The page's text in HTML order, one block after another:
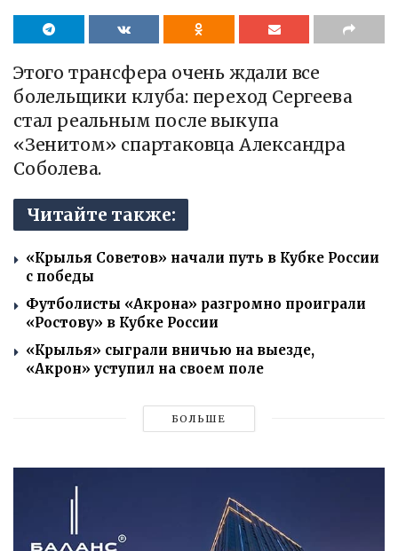
Этого трансфера очень ждали все
болельщики клуба: переход Сергеева
стал реальным после выкупа
«Зенитом» спартаковца Александра
Соболева.
Читайте также:
«Крылья Советов» начали путь в Кубке России
с победы
Футболисты «Акрона» разгромно проиграли
«Ростову» в Кубке России
«Крылья» сыграли вничью на выезде,
«Акрон» уступил на своем поле
БОЛЬШЕ